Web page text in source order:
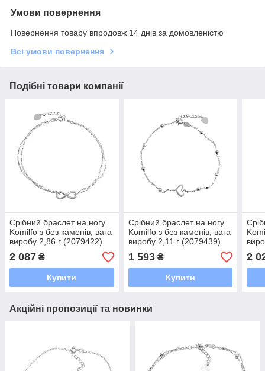
Умови повернення
Повернення товару впродовж 14 днів за домовленістю
Всі умови повернення
Подібні товари компанії
Срібний браслет на ногу
Komilfo з без каменів, вага
виробу 2,86 г (2079422)
2326 розмір
2 087 ₴
Купити
Срібний браслет на ногу
Komilfo з без каменів, вага
виробу 2,11 г (2079439)
2326 розмір
1 593₴
Купити
2
Акційні пропозиції та новинки